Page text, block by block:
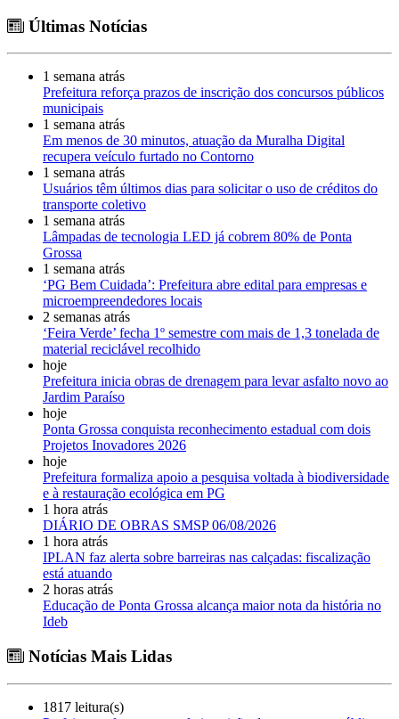
Últimas Notícias
1 semana atrás
Prefeitura reforça prazos de inscrição dos concursos públicos
municipais
1 semana atrás
Em menos de 30 minutos, atuação da Muralha Digital
recupera veículo furtado no Contorno
1 semana atrás
Usuários têm últimos dias para solicitar o uso de créditos do
transporte coletivo
1 semana atrás
Lâmpadas de tecnologia LED já cobrem 80% de Ponta
Grossa
1 semana atrás
‘PG Bem Cuidada’: Prefeitura abre edital para empresas e
microempreendedores locais
2 semanas atrás
‘Feira Verde’ fecha 1º semestre com mais de 1,3 tonelada de
material reciclável recolhido
hoje
Prefeitura inicia obras de drenagem para levar asfalto novo ao
Jardim Paraíso
hoje
Ponta Grossa conquista reconhecimento estadual com dois
Projetos Inovadores 2026
hoje
Prefeitura formaliza apoio a pesquisa voltada à biodiversidade
e à restauração ecológica em PG
1 hora atrás
DIÁRIO DE OBRAS SMSP 06/08/2026
1 hora atrás
IPLAN faz alerta sobre barreiras nas calçadas: fiscalização
está atuando
2 horas atrás
Educação de Ponta Grossa alcança maior nota da história no
Ideb
Notícias Mais Lidas
1817 leitura(s)